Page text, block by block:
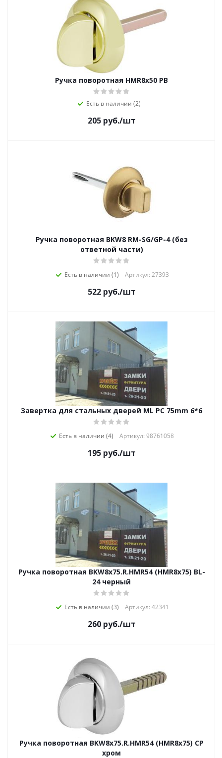
Ручка поворотная HMR8x50 PB
Есть в наличии (2)
205руб./шт
Ручка поворотная BKW8 RM-SG/GP-4 (без
ответной части)
Есть в наличии (1) Артикул: 27393
522руб./шт
Завертка для стальных дверей ML PС 75mm 6*6
Есть в наличии (4) Артикул: 98761058
195руб./шт
Ручка поворотная BKW8x75.R.HMR54 (HMR8x75) BL-
24 черный
Есть в наличии (3) Артикул: 42341
260руб./шт
Ручка поворотная BKW8x75.R.HMR54 (HMR8x75) CP
хром